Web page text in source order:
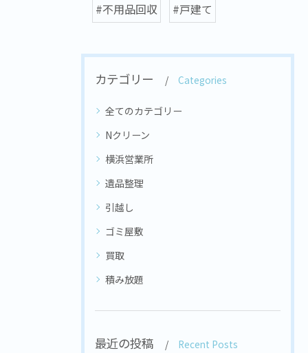
#不用品回収 #戸建て
カテゴリー Categories
全てのカテゴリー
Nクリーン
横浜営業所
遺品整理
引越し
ゴミ屋敷
買取
積み放題
最近の投稿 Recent Posts